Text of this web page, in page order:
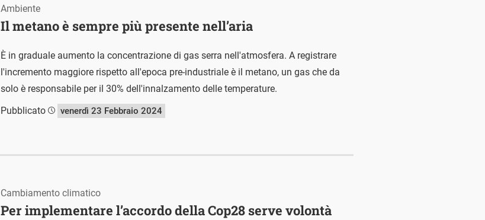
Il metano è sempre più presente nell’aria
Ambiente
È in graduale aumento la concentrazione di gas serra nell'atmosfera. A registrare
l'incremento maggiore rispetto all'epoca pre-industriale è il metano, un gas che da
solo è responsabile per il 30% dell'innalzamento delle temperature.
Pubblicato
venerdì 23 Febbraio 2024
Per implementare l’accordo della Cop28 serve volontà
Cambiamento climatico